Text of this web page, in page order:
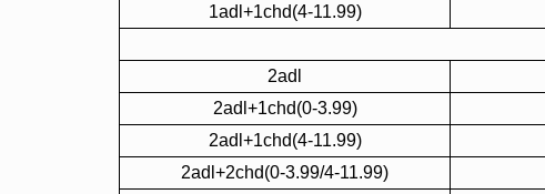
1adl+1chd(4-11.99)
2adl
2adl+1chd(0-3.99)
2adl+1chd(4-11.99)
2adl+2chd(0-3.99/4-11.99)